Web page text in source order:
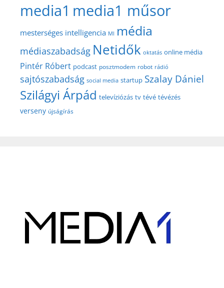
media1 media1 műsor
mesterséges intelligencia MI média
médiaszabadság Netidők oktatás online média
Pintér Róbert podcast posztmodem robot rádió
sajtószabadság social media startup Szalay Dániel
Szilágyi Árpád televíziózás tv tévé tévézés
verseny újságírás